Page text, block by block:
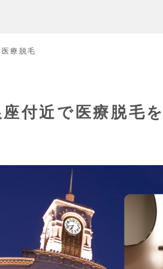
医療脱毛
座付近で医療脱毛